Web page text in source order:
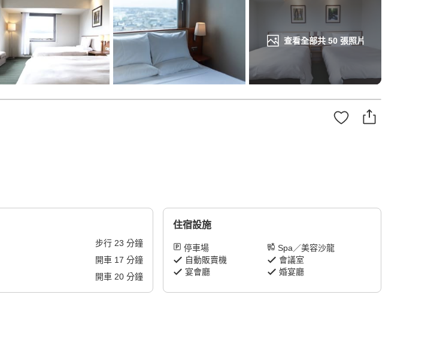
查看全部共 50張照片
步行 23 分鐘
開車 17 分鐘
開車 20分鐘
住宿設施
停車場
Spa／美容沙龍
自動販賣機
會議室
宴會廳
婚宴廳